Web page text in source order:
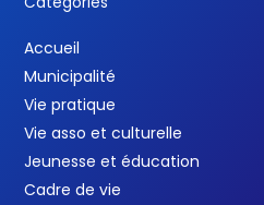
Accueil
Municipalité
Vie pratique
Vie asso et culturelle
Jeunesse et éducation
Cadre de vie